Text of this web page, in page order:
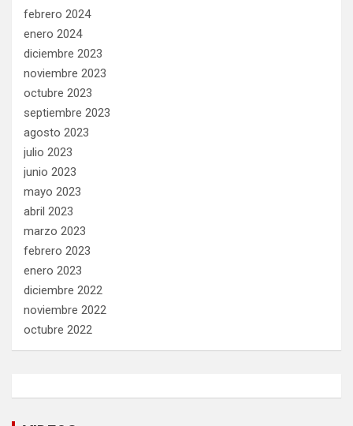
febrero 2024
enero 2024
diciembre 2023
noviembre 2023
octubre 2023
septiembre 2023
agosto 2023
julio 2023
junio 2023
mayo 2023
abril 2023
marzo 2023
febrero 2023
enero 2023
diciembre 2022
noviembre 2022
octubre 2022